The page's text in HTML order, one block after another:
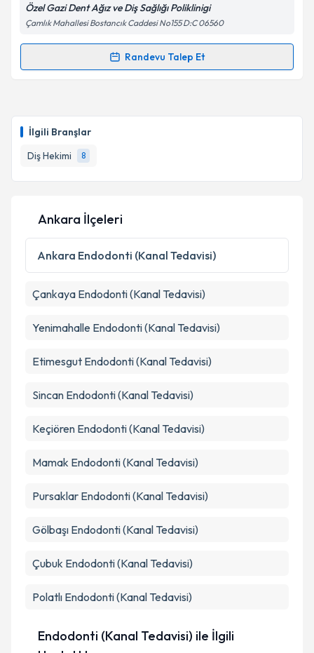
İlgili Branşlar
Diş Hekimi
8
Kişisel verilerimin işlenmesine ilişkin
Metni'ni okudum ve kişisel verilerimin belirtilen
Özel Gazi Dent Ağız ve Diş Sağlığı Poliklinigi
Çamlık Mahallesi Bostancık Caddesi No155 D:C 06560
Randevu Talep Et
Randevu Takvimi Talebi
takvim hazırlandığında e-posta ile bilgilendireceğiz.
E-posta Adresiniz
Kişisel verilerimin işlenmesine ilişkinAydınlatma
Metni
'ni okudum ve kişisel verilerimin belirtilen
kapsamda işlenmesini kabul ediyorum.
Ankara İlçeleri
Ankara Endodonti (Kanal Tedavisi)
Çankaya Endodonti (Kanal Tedavisi)
Yenimahalle Endodonti (Kanal Tedavisi)
Etimesgut Endodonti (Kanal Tedavisi)
Sincan Endodonti (Kanal Tedavisi)
Keçiören Endodonti (Kanal Tedavisi)
Mamak Endodonti (Kanal Tedavisi)
Pursaklar Endodonti (Kanal Tedavisi)
Gölbaşı Endodonti (Kanal Tedavisi)
Çubuk Endodonti (Kanal Tedavisi)
Polatlı Endodonti (Kanal Tedavisi)
Endodonti (Kanal Tedavisi) ile İlgili